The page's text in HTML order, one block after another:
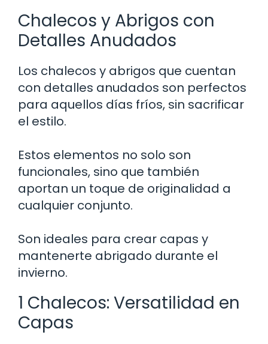
Chalecos y Abrigos con
Detalles Anudados
Los chalecos y abrigos que cuentan
con detalles anudados son perfectos
para aquellos días fríos, sin sacrificar
el estilo.
Estos elementos no solo son
funcionales, sino que también
aportan un toque de originalidad a
cualquier conjunto.
Son ideales para crear capas y
mantenerte abrigado durante el
invierno.
1 Chalecos: Versatilidad en
Capas